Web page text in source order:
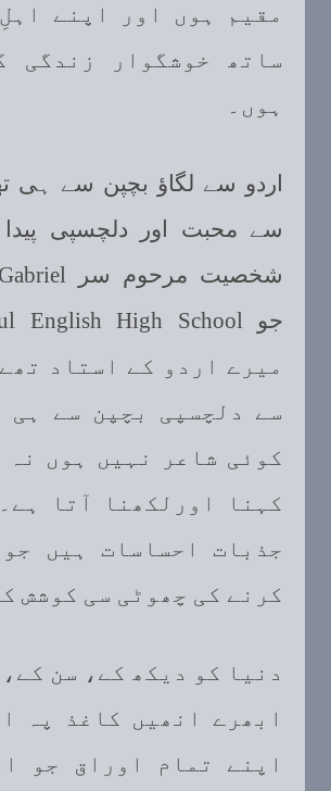
مقیم ہوں اور اپنے
ساتھ خوشگوار زندگی
ہوں۔
اردو سے لگاؤ بچپن سے ہی
سے محبت اور دلچسپی پیدا
شخصیت مرحوم سر
Gabriel
جو English High School
میرے اردو کے استاد
سے دلچسپی بچپن سے ہی
کوئی شاعر نہیں ہوں نہ
کہنا اورلکھنا آتا
جذبات احساسات ہیں
کرنے کی چھوٹی سی کوشش
دنیا کو دیکھ کے، سن
ابھرے انھیں کاغذ پہ
اپنے تمام اوراق جو